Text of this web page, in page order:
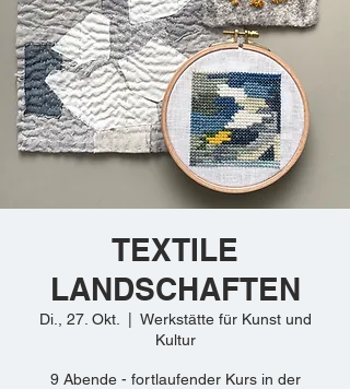
TEXTILE
LANDSCHAFTEN
Di., 27. Okt.
  |
Werkstätte für Kunst und
Kultur
9 Abende - fortlaufender Kurs in der